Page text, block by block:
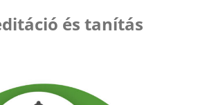
és tanítás